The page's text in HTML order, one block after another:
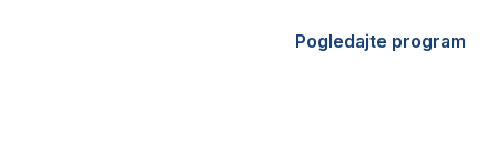
Pogledajte program